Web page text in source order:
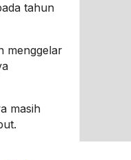
tahun
menggelar
masih